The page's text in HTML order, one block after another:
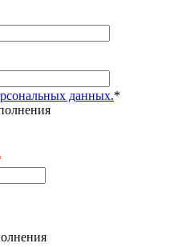
данных.*